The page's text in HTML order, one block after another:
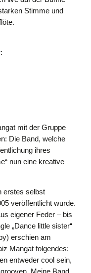
Stimme und
mit der Gruppe
Die Band, welche
ihres
nun eine kreative
erstes selbst
veröffentlicht wurde.
eigener Feder – bis
„Dance little sister“
erschien am
Mangat folgendes:
entweder cool sein,
Meine Band